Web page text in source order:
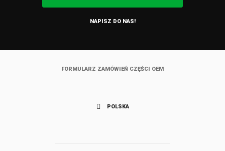
NAPISZ DO NAS!
FORMULARZ ZAMÓWIEŃ CZĘŚCI OEM
POLSKA